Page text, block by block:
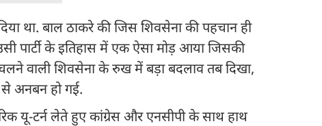
था. बाल ठाकरे की जिस शिवसेना की पहचान ही
पार्टी के इतिहास में एक ऐसा मोड़ आया जिसकी
वाली शिवसेना के रुख में बड़ा बदलाव तब दिखा,
से अनबन हो गई.
यू-टर्न लेते हुए कांग्रेस और एनसीपी के साथ हाथ